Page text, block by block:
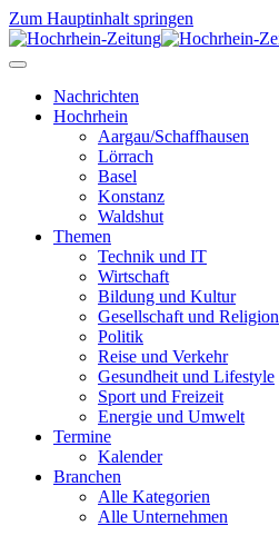
Zum Hauptinhalt springen
Nachrichten
Hochrhein
Aargau/Schaffhausen
Lörrach
Basel
Konstanz
Waldshut
Themen
Technik und IT
Wirtschaft
Bildung und Kultur
Gesellschaft und Religion
Politik
Reise und Verkehr
Gesundheit und Lifestyle
Sport und Freizeit
Energie und Umwelt
Termine
Kalender
Branchen
Alle Kategorien
Alle Unternehmen